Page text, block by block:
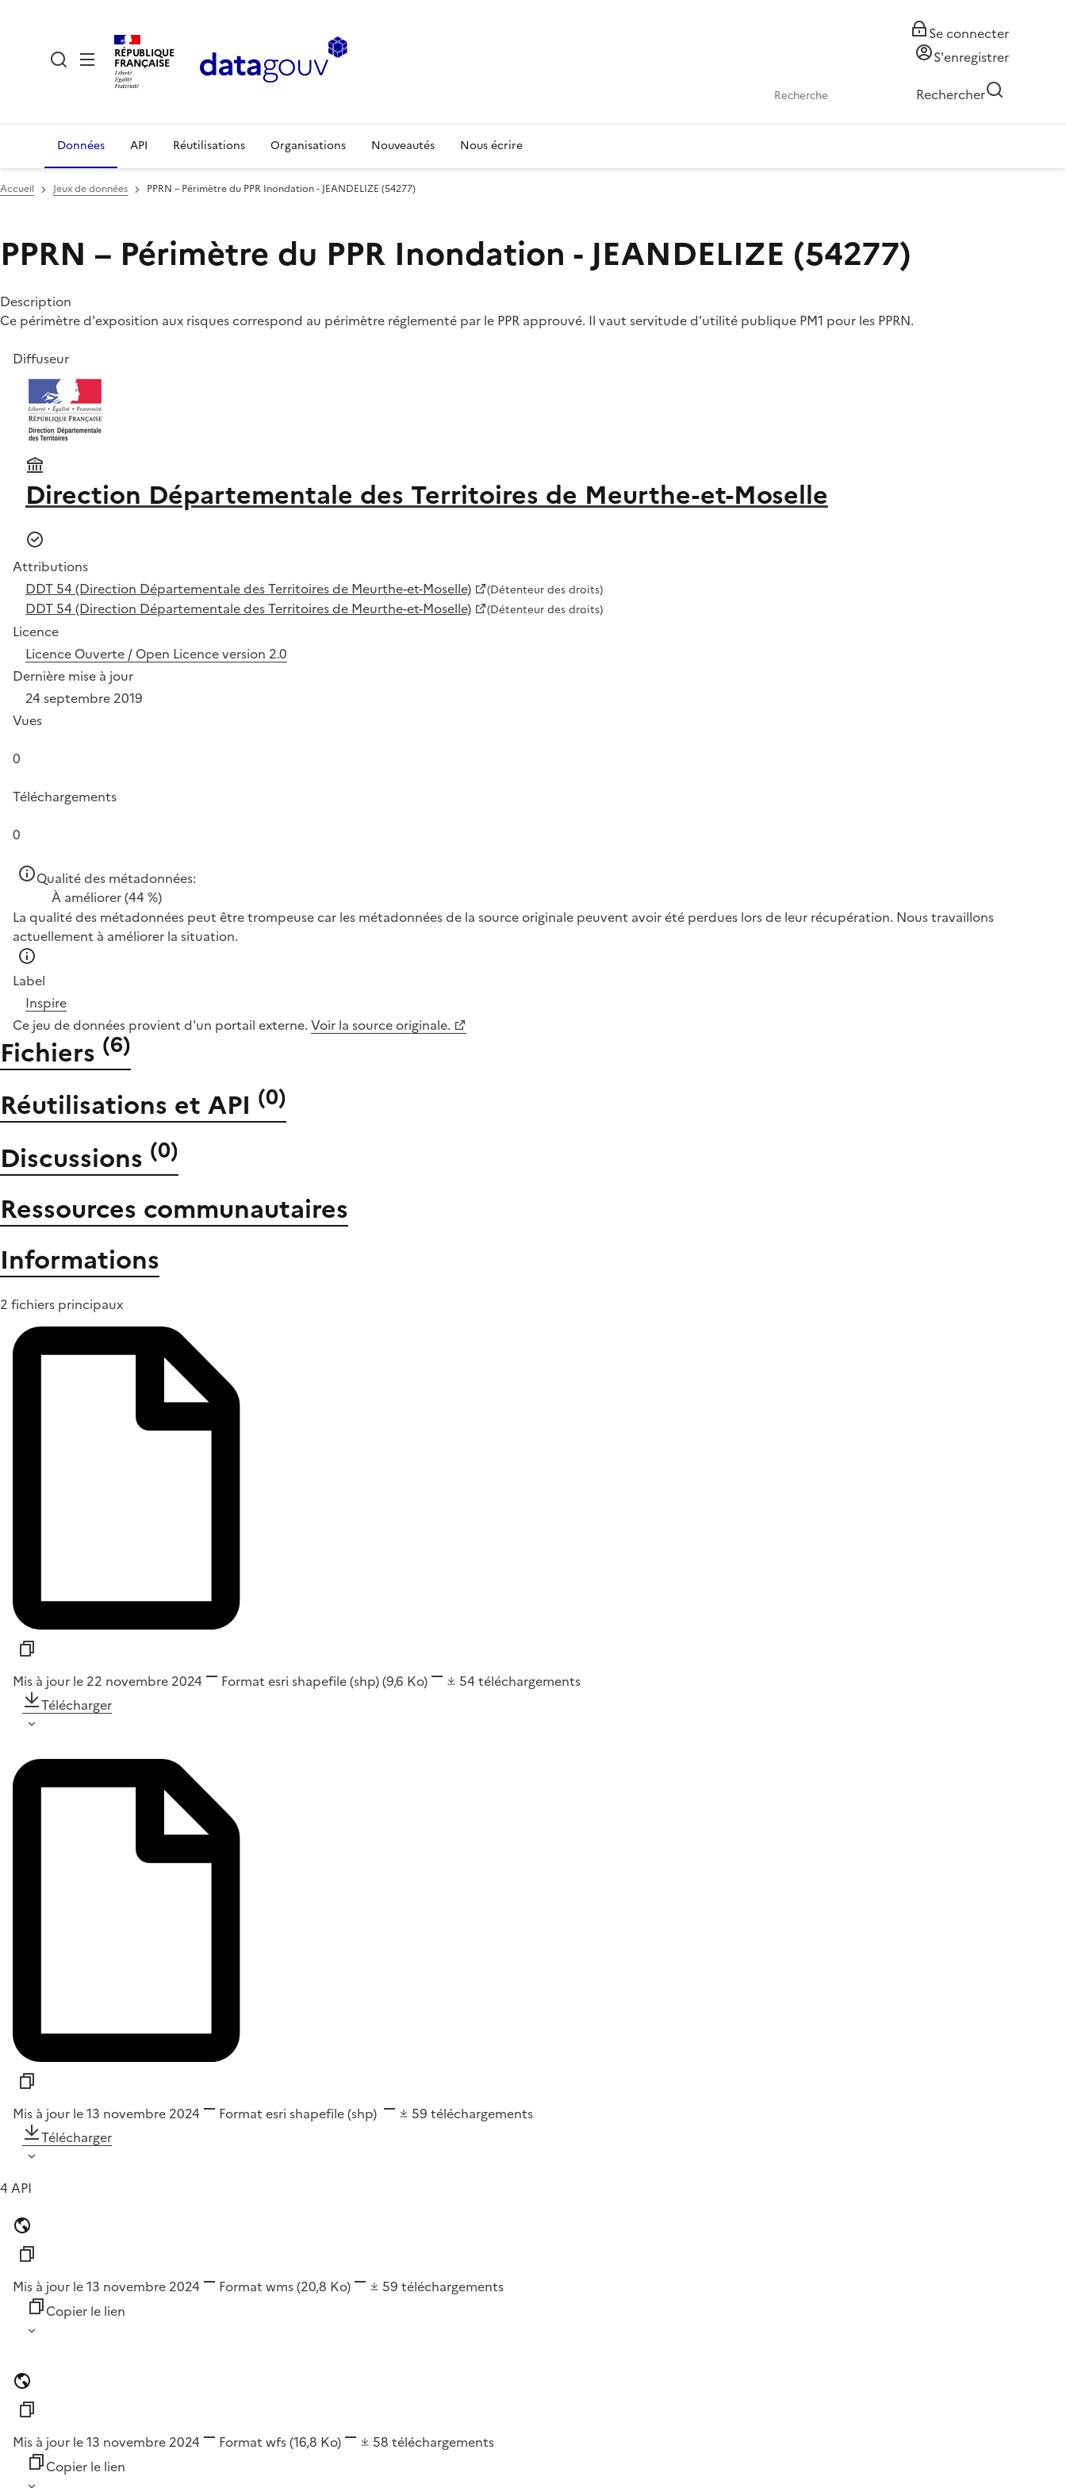
RÉPUBLIQUE
FRANÇAISE
Se connecter
S'enregistrer
Rechercher
Données API Réutilisations Organisations Nouveautés Nous écrire
Accueil Jeux de données PPRN – Périmètre du PPR Inondation - JEANDELIZE (54277)
PPRN – Périmètre du PPR Inondation - JEANDELIZE (54277)
Description
Ce périmètre d'exposition aux risques correspond au périmètre réglementé par le PPR approuvé. Il vaut servitude d'utilité publique PM1 pour les PPRN.
Diffuseur
Direction Départementale des Territoires de Meurthe-et-Moselle
Attributions
DDT 54 (Direction Départementale des Territoires de Meurthe-et-Moselle)
(Détenteur des droits)
DDT 54 (Direction Départementale des Territoires de Meurthe-et-Moselle) (Détenteur des droits)
Licence
Licence Ouverte / Open Licence version 2.0
Dernière mise à jour
24 septembre 2019
Vues
0
Téléchargements
0
Qualité des métadonnées:
À améliorer(44 %)
La qualité des métadonnées peut être trompeuse car les métadonnées de la source originale peuvent avoir été perdues lors de leur récupération. Nous travaillons
actuellement à améliorer la situation.
Label
Inspire
Ce jeu de données provient d'un portail externe. Voir la source originale.
Fichiers (6)
Réutilisations et API (0)
Discussions (0)
Ressources communautaires
Informations
2 fichiers principaux
Mis à jour le 22 novembre 2024 Format esri shapefile (shp)(9,6 Ko) 54 téléchargements
Télécharger
Mis à jour le 13 novembre 2024 Format esri shapefile (shp) 59 téléchargements
Télécharger
4 API
Mis à jour le 13 novembre 2024 Format wms(20,8 Ko) 59 téléchargements
Copier le lien
Mis à jour le 13 novembre 2024 Format wfs(16,8 Ko) 58 téléchargements
Copier le lien